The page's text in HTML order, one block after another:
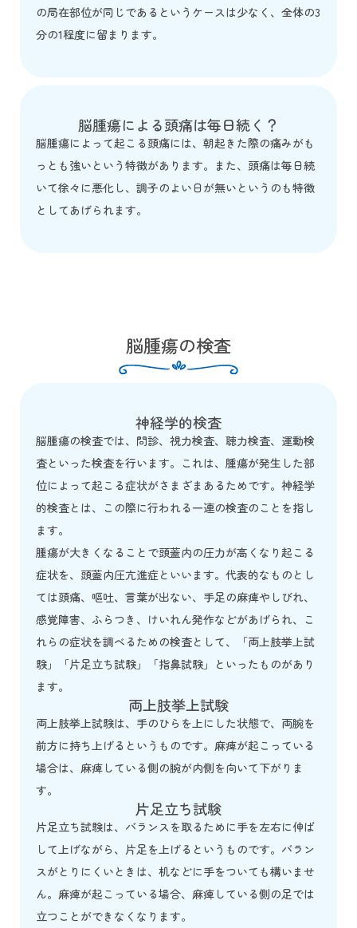
の局在部位が同じであるというケースは少なく、全体の3
分の1程度に留まります。
脳腫瘍による頭痛は毎日続く？
脳腫瘍によって起こる頭痛には、朝起きた際の痛みがも
っとも強いという特徴があります。また、頭痛は毎日続
いて徐々に悪化し、調子のよい日が無いというのも特徴
としてあげられます。
脳腫瘍の検査
神経学的検査
脳腫瘍の検査では、問診、視力検査、聴力検査、運動検
査といった検査を行います。これは、腫瘍が発生した部
位によって起こる症状がさまざまあるためです。神経学
的検査とは、この際に行われる一連の検査のことを指し
ます。
腫瘍が大きくなることで頭蓋内の圧力が高くなり起こる
症状を、頭蓋内圧亢進症といいます。代表的なものとし
ては頭痛、嘔吐、言葉が出ない、手足の麻痺やしびれ、
感覚障害、ふらつき、けいれん発作などがあげられ、こ
れらの症状を調べるための検査として、「両上肢挙上試
験」「片足立ち試験」「指鼻試験」といったものがあり
ます。
両上肢挙上試験
両上肢挙上試験は、手のひらを上にした状態で、両腕を
前方に持ち上げるというものです。麻痺が起こっている
場合は、麻痺している側の腕が内側を向いて下がりま
す。
片足立ち試験
片足立ち試験は、バランスを取るために手を左右に伸ば
して上げながら、片足を上げるというものです。バラン
スがとりにくいときは、机などに手をついても構いませ
ん。麻痺が起こっている場合、麻痺している側の足では
立つことができなくなります。